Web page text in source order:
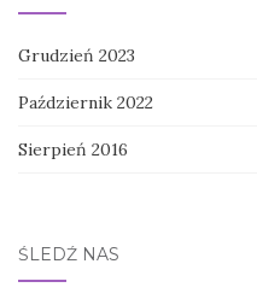
Grudzień 2023
Październik 2022
Sierpień 2016
ŚLEDŹ NAS